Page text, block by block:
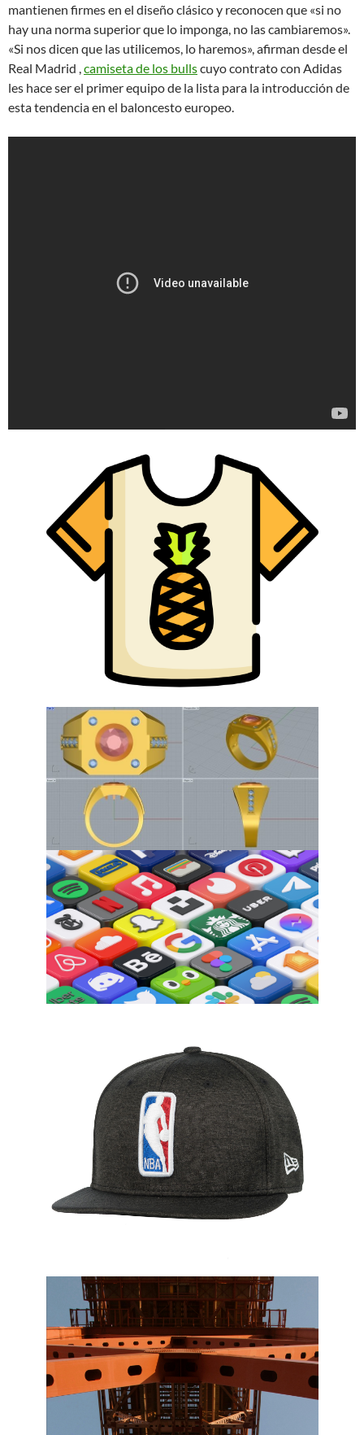
mantienen firmes en el diseño clásico y reconocen que «si no
hay una norma superior que lo imponga, no las cambiaremos».
«Si nos dicen que las utilicemos, lo haremos», afirman desde el
Real Madrid ,camiseta de los bullscuyo contrato con Adidas
les hace ser el primer equipo de la lista para la introducción de
esta tendencia en el baloncesto europeo.